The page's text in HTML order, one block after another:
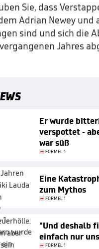
Sie, dass
Adrian Newey und
sind und sich die
Jahres
Er wurde
verspottet -
war süß
FORMEL 1
Eine
zum Mythos
FORMEL 1
"Und deshalb
einfach nur
FORMEL 1